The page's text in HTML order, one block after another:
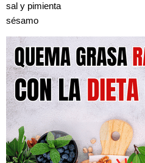
sal y pimienta
sésamo